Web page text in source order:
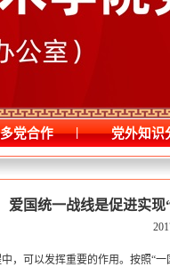
党合作 | 党外知识
爱国统一战线是促进实
，可以发挥重要的作用。按照“